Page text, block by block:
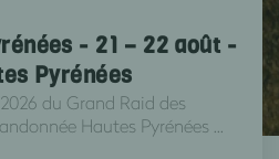
- 21 – 22 août -
Pyrénées
du Grand Raid des
Hautes Pyrénées ...